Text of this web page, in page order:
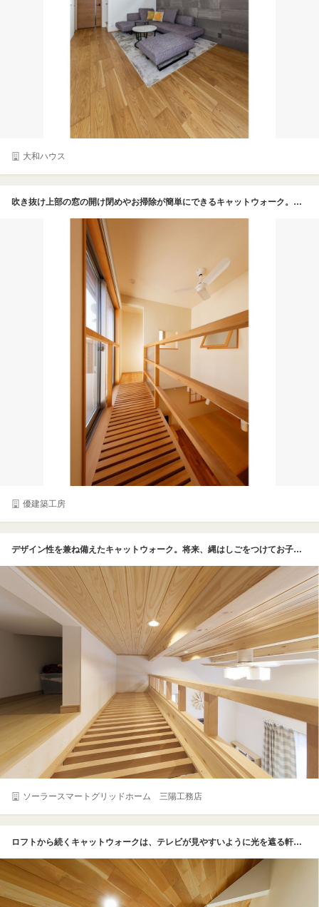
大和ハウス
吹き抜け上部の窓の開け閉めやお掃除が簡単にできるキャットウォーク。床はすのこ状にすることで圧迫感がなく、風が通りやすく。主寝室から隠れ部屋までをつないでいる
優建築工房
デザイン性を兼ね備えたキャットウォーク。将来、縄はしごをつけてお子さんの遊び場兼運動場に
ソーラースマートグリッドホーム 三陽工務店
ロフトから続くキャットウォークは、テレビが見やすいように光を遮る軒の役割も果たしているため幅を広めに設計。猫だけでなく人も通れる幅を確保し、小屋裏収納へとつながる廊下とした。小屋裏収納にはマットレスなどを収納しているそう